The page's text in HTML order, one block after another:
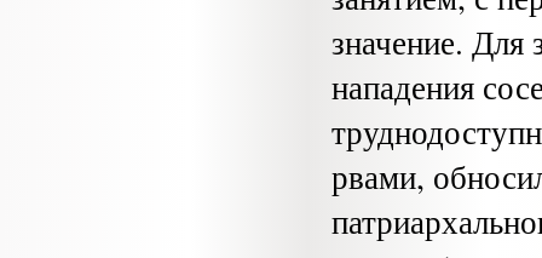
значение. Для
нападения
рвами,